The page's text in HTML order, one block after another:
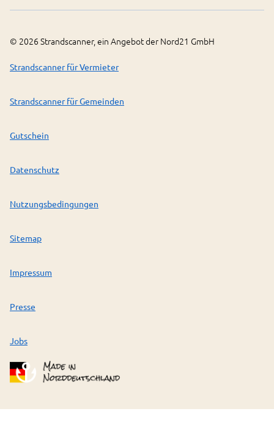
© 2026 Strandscanner, ein Angebot der Nord21 GmbH
Strandscanner für Vermieter
Strandscanner für Gemeinden
Gutschein
Datenschutz
Nutzungsbedingungen
Sitemap
Impressum
Presse
Jobs